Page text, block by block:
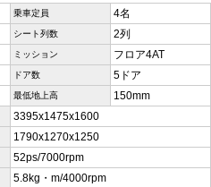
乗車定員 4名
シート列数 2列
ミッション フロア4AT
ドア数 5ドア
最低地上高 150mm
3395x1475x1600
1790x1270x1250
52ps/7000rpm
5.8kg・m/4000rpm